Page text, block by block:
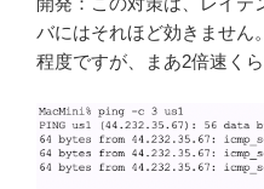
バにはそれほど効きません
程度ですが、まあ2倍速く